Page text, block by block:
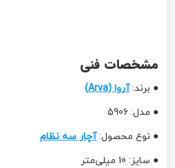
مشخصات فنی
● برند:آروا (Arva)
● مدل: 5906
● نوع محصول:آچار سه نظام
● سایز: 10 میلی‌متر